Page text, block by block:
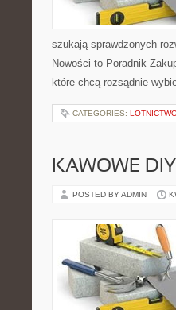
szukają sprawdzonych
Nowości to Poradnik
które chcą rozsądnie
CATEGORIES:
KAWOWE
POSTED BY ADMIN